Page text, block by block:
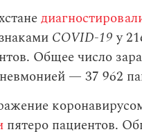
COVID-19у
Общее число
— 37 962
пятеро пациентов.